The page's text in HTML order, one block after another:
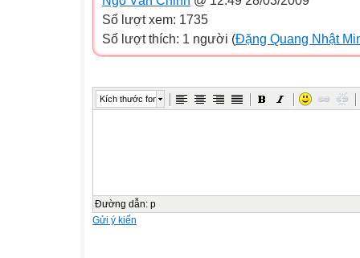
Số lượt xem: 1735
Số lượt thích: 1 người (Đặng Quang Nhật
Kích thước font
Đường dẫn: p
Gửi ý kiến